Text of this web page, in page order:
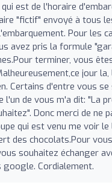
est de l'horaire
"fictif" envoyé à tous
Pour les
avez pris la formule
terminer, vous
jour
Certains d'entre vous
l'un de vous m'a dit: "La
Donc merci de ne
qui est venu me voir
des chocolats.Pour
souhaitez échanger
google. Cordialement.